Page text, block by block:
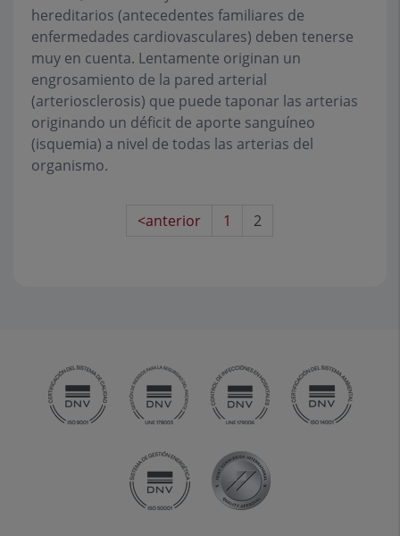
hereditarios (antecedentes familiares de
enfermedades cardiovasculares) deben tenerse
muy en cuenta. Lentamente originan un
engrosamiento de la pared arterial
(arteriosclerosis) que puede taponar las arterias
originando un déficit de aporte sanguíneo
(isquemia) a nivel de todas las arterias del
organismo.
<anterior 1 2